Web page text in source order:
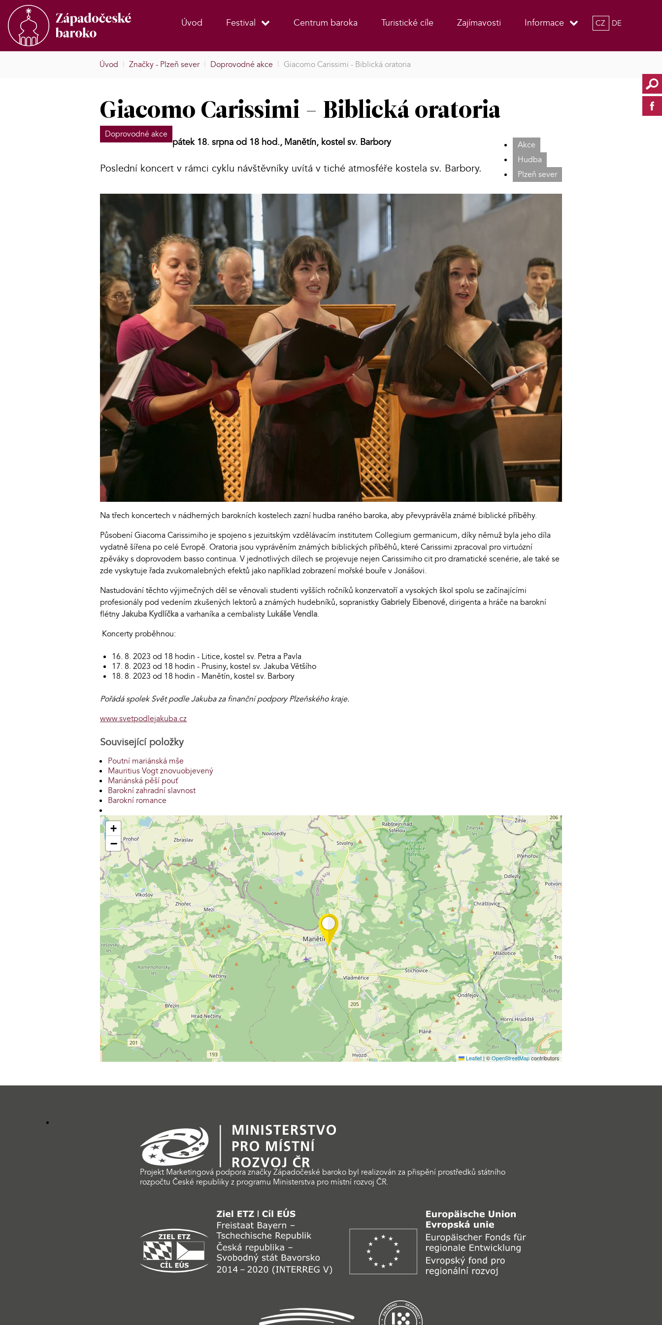
Úvod Festival Centrum baroka Turistické cíle Zajímavosti Informace CZ DE
Úvod | Značky - Plzeň sever | Doprovodné akce | Giacomo Carissimi - Biblická oratoria
Giacomo Carissimi - Biblická oratoria
Doprovodné akce
Akce
Hudba
Plzeň sever
pátek 18. srpna od 18 hod., Manětín, kostel sv. Barbory
Poslední koncert v rámci cyklu návštěvníky uvítá v tiché atmosféře kostela sv. Barbory.
Na třech koncertech v nádherných barokních kostelech zazní hudba raného baroka, aby převyprávěla známé biblické příběhy.
Působení Giacoma Carissimiho je spojeno s jezuitským vzdělávacím institutem Collegium germanicum, díky němuž byla jeho díla
vydatně šířena po celé Evropě. Oratoria jsou vyprávěním známých biblických příběhů, které Carissimi zpracoval pro virtuózní
zpěváky s doprovodem basso continua. V jednotlivých dílech se projevuje nejen Carissimiho cit pro dramatické scenérie, ale také se
zde vyskytuje řada zvukomalebných efektů jako například zobrazení mořské bouře v Jonášovi.
Nastudování těchto výjimečných děl se věnovali studenti vyšších ročníků konzervatoří a vysokých škol spolu se začínajícími
profesionály pod vedením zkušených lektorů a známých hudebníků, sopranistkyGabriely Eibenové, dirigenta a hráče na barokní
flétnyJakuba Kydlíčkaa varhaníka a cembalisty Lukáše Vendla.
Koncerty proběhnou:
16. 8. 2023 od 18 hodin - Litice, kostel sv. Petra a Pavla
17. 8. 2023 od 18 hodin - Prusiny, kostel sv. Jakuba Většího
18. 8. 2023 od 18 hodin - Manětín, kostel sv. Barbory
Pořádá spolek Svět podle Jakuba za finanční podpory Plzeňského kraje.
www.svetpodlejakuba.cz
Související položky
Poutní mariánská mše
Mauritius Vogt znovuobjevený
Mariánská pěší pouť
Barokní zahradní slavnost
Barokní romance
+
−
Leaflet|©OpenStreetMapcontributors
Projekt Marketingová podpora značky Západočeské baroko byl realizován za přispění prostředků státního
rozpočtu České republiky z programu Ministerstva pro místní rozvoj ČR.